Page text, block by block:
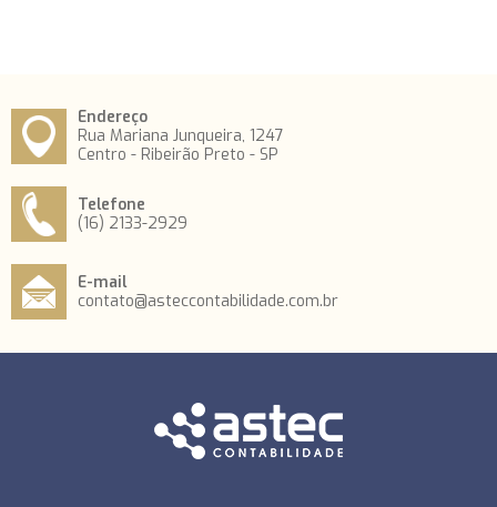
Endereço
Rua Mariana Junqueira, 1247
Centro - Ribeirão Preto - SP
Telefone
(16) 2133-2929
E-mail
contato@asteccontabilidade.com.br